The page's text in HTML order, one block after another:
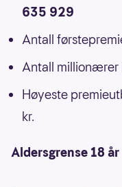
635 929
Antall
Antall
Høyeste
kr.
Aldersgrense 18 år